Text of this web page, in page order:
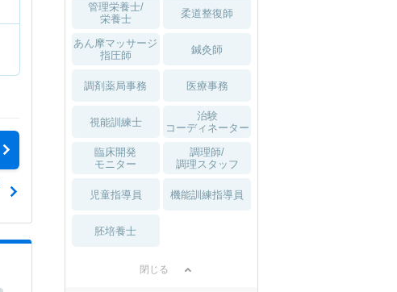
管理栄養士/
栄養士
柔道整復師
あん摩マッサージ
指圧師
鍼灸師
調剤薬局事務 医療事務
視能訓練士
治験
コーディネーター
臨床開発
モニター
調理師/
調理スタッフ
児童指導員 機能訓練指導員
胚培養士
閉じる